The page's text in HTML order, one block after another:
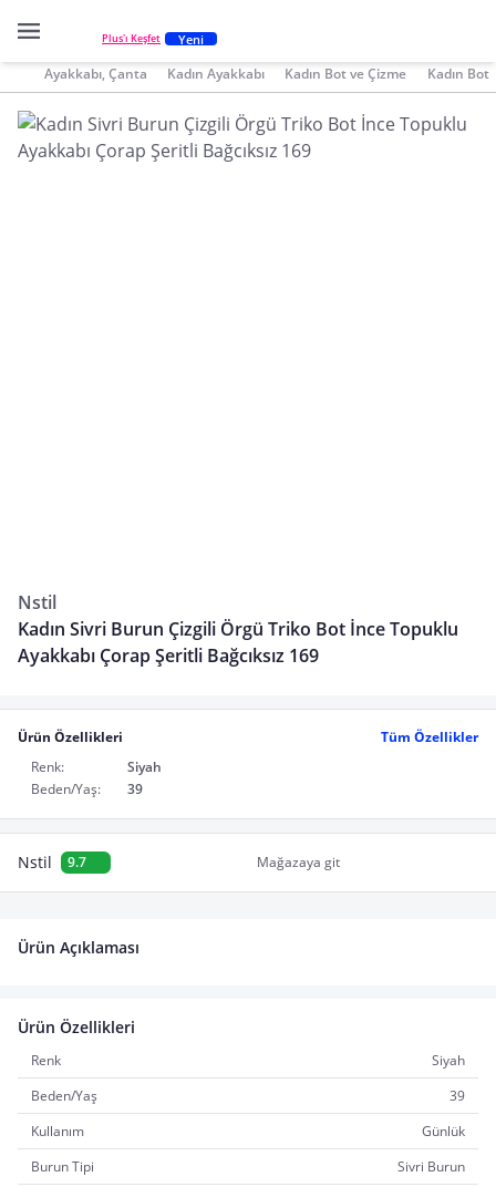
Plus'ı Keşfet Yeni
Ayakkabı, Çanta Kadın Ayakkabı Kadın Bot ve Çizme Kadın Bot
Nstil
Kadın Sivri Burun Çizgili Örgü Triko Bot İnce Topuklu
Ayakkabı Çorap Şeritli Bağcıksız 169
Ürün Özellikleri
Tüm Özellikler
Renk:
Siyah
Beden/Yaş:
39
Nstil 9.7 Mağazaya git
Ürün Açıklaması
Ürün Özellikleri
Renk
Siyah
Beden/Yaş
39
Kullanım
Günlük
Burun Tipi
Sivri Burun